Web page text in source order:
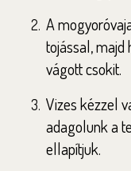
A
tojással, majd
vágott csokit.
Vizes kézzel
adagolunk a
ellapítjuk.